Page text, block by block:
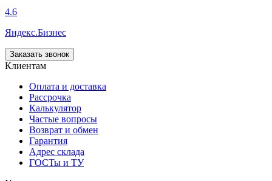
4.6
Яндекс.Бизнес
Заказать звонок
Клиентам
Оплата и доставка
Рассрочка
Калькулятор
Частые вопросы
Возврат и обмен
Гарантия
Адрес склада
ГОСТы и ТУ